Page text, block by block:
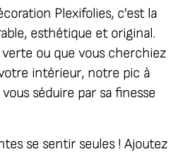
Plexifolies, c'est la
esthétique et original.
verte ou que vous cherchiez
intérieur, notre pic à
séduire par sa finesse
se sentir seules ! Ajoutez